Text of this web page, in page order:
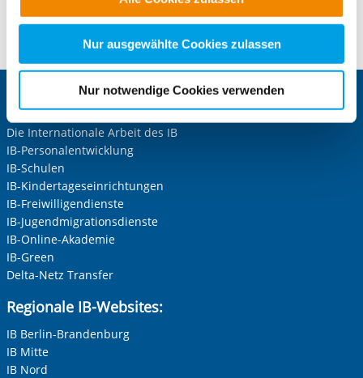
alle Cookie-Kategorien auswählen. Sie können mittels
nachfolgender Buttons über Ihre Einwilligung für diese
Zwecke entscheiden und Ihre erteilte Einwilligung stets
für die Zukunft widerrufen. Bitte beachten Sie: Ihre
Cookies, die erforderlich zur Bereitstellung der von Ihnen
aufgerufenen und somit gewünschten Website-
Funktionen sind. Diese Cookies setzen wir aufgrund
berechtigter Interessen und daher unabhängig von einer
Einwilligung.
Nur ausgewählte Cookies zulassen
Nur notwendige Cookies verwenden
Kontaktformular öffnen
Zentrale IB-Websites:
Die Internationale Arbeit des IB
IB-Personalentwicklung
IB-Schulen
IB-Kindertageseinrichtungen
IB-Freiwilligendienste
IB-Jugendmigrationsdienste
IB-Online-Akademie
IB-Green
Delta-Netz Transfer
Regionale IB-Websites:
IB Berlin-Brandenburg
IB Mitte
IB Nord